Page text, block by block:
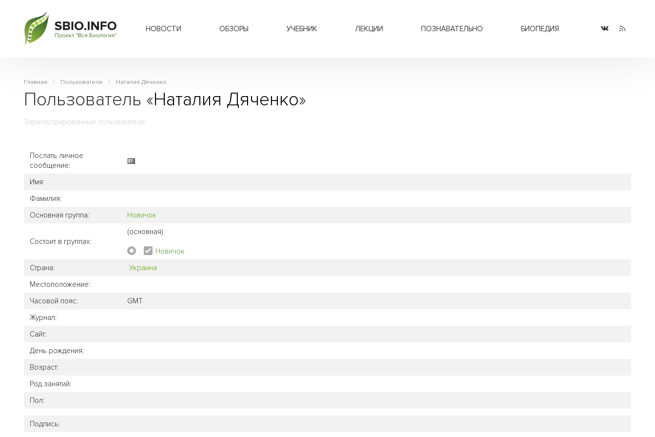
НОВОСТИ ОБЗОРЫ УЧЕБНИК ЛЕКЦИИ ПОЗНАВАТЕЛЬНО БИОПЕДИЯ
Главная Пользователи Наталия Дяченко
Пользователь «Наталия Дяченко»
Зарегистрированные пользователи
Послать личное
сообщение:
Имя:
Фамилия:
Основная группа:
Новичок
Состоит в группах:
(основная)
Новичок
Страна:
Украина
Местоположение:
Часовой пояс:
GMT
Журнал:
Сайт:
День рождения:
Возраст:
Род занятий:
Пол:
Подпись: